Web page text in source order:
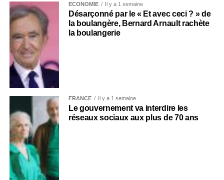
ECONOMIE Il y a 1 semaine
Désarçonné par le « Et avec ceci ? » de
la boulangère, Bernard Arnault rachète
la boulangerie
FRANCE Il y a 1 semaine
Le gouvernement va interdire les
réseaux sociaux aux plus de 70 ans